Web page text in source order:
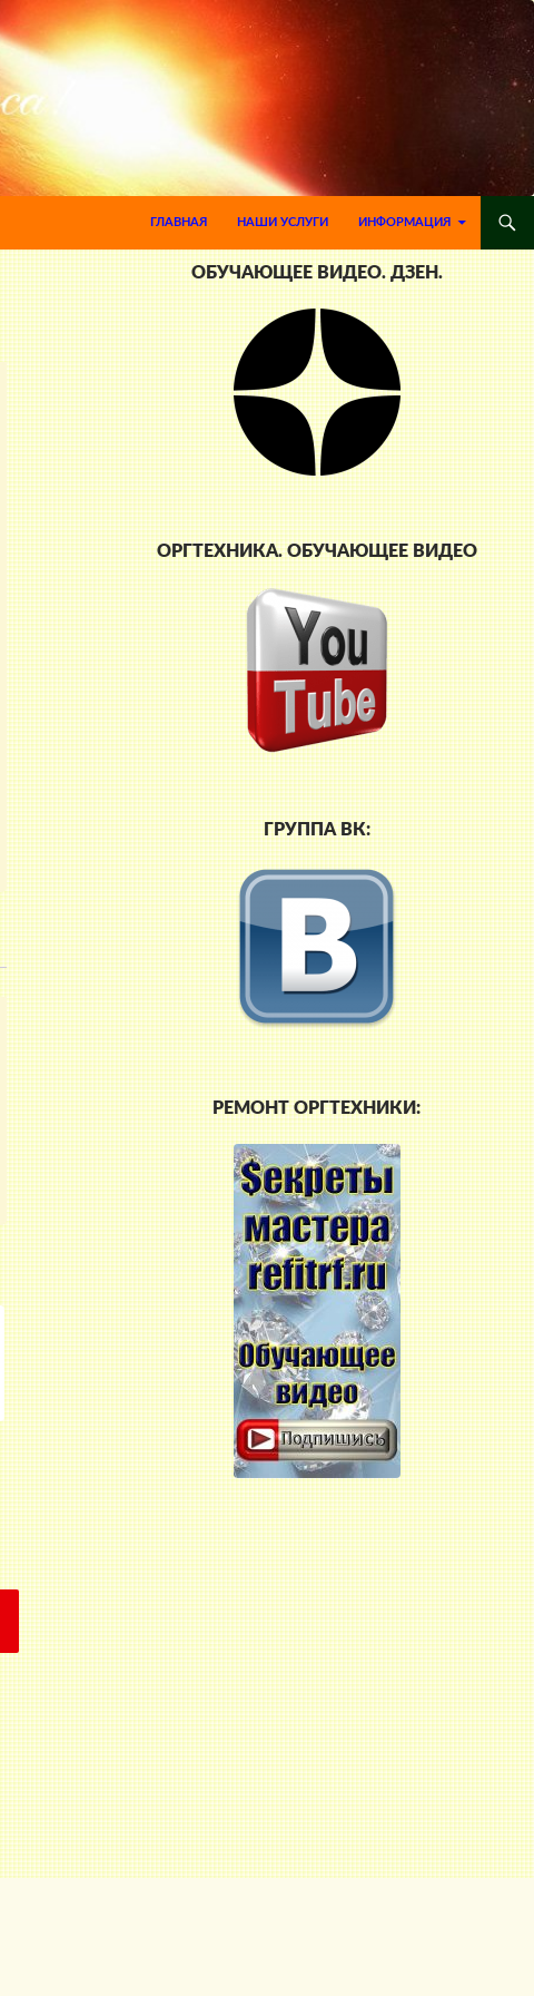
ГЛАВНАЯ
НАШИ УСЛУГИ ИНФОРМАЦИЯ
ОБУЧАЮЩЕЕ ВИДЕО. ДЗЕН.
ОРГТЕХНИКА. ОБУЧАЮЩЕЕ ВИДЕО
ГРУППА ВК:
РЕМОНТ ОРГТЕХНИКИ: